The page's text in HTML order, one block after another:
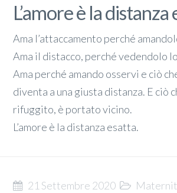
L’amore è la distanza
Ama l’attaccamento perché
Ama il distacco, perché vedendolo
Ama perché amando osservi e ciò
diventa a una giusta distanza. E ciò
rifuggito, è portato vicino.
L’amore è la distanza esatta.
21 Settembre 2020